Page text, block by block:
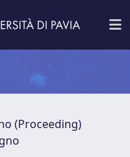
(Proceeding)